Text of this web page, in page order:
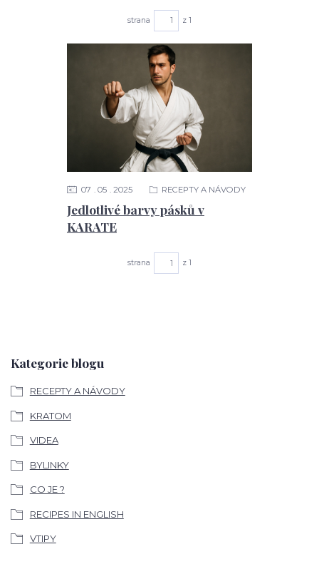
Kategorie blogu
RECEPTY A NÁVODY
KRATOM
VIDEA
BYLINKY
CO JE ?
RECIPES IN ENGLISH
VTIPY
strana z 1
Jedlotlivé barvy pásků v
KARATE
07 05 2025 RECEPTY A NÁVODY
strana z 1